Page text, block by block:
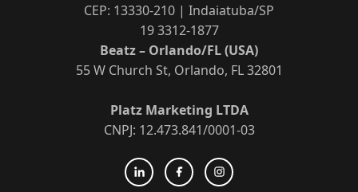
CEP: 13330-210 | Indaiatuba/SP
19 3312-1877
Beatz – Orlando/FL (USA)
55 W Church St, Orlando, FL 32801
Platz Marketing LTDA
CNPJ: 12.473.841/0001-03